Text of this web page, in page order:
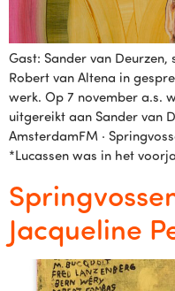
Gast: Sander van
Robert van Altena in
werk. Op 7 november a.s.
uitgereikt aan Sander van
AmsterdamFM ·
*Lucassen was in het
Jacqueline